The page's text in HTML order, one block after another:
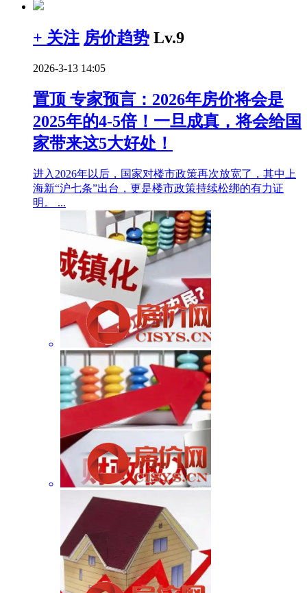
+ 关注 房价趋势 Lv.9
2026-3-13 14:05
置顶 专家预言：2026年房价将会是
2025年的4-5倍！一旦成真，将会给国
家带来这5大好处！
进入2026年以后，国家对楼市政策再次放宽了，其中上
海新“沪七条”出台，更是楼市政策持续松绑的有力证
明。 ...